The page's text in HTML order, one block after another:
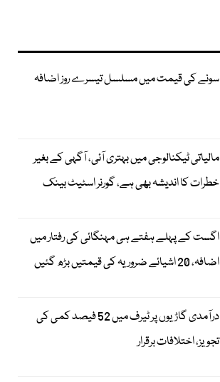
سونے کی قیمت میں مسلسل تیسرے روز اضافہ
مالیاتی ٹیکنالوجی میں بہتری آئی، آگہی کے بغیر
خطرات کا اندیشہ بھی ہے، گورنر اسٹیٹ بینک
اگست کے پہلے ہفتے ہی مہنگائی کی رفتار میں
اضافہ، 20 اشیائے ضروریہ کی قیمتیں بڑھ گئیں
درآمدی گاڑیوں پر ٹیرف میں 52 فیصد کمی کی
تجویز، اختلافات برقرار